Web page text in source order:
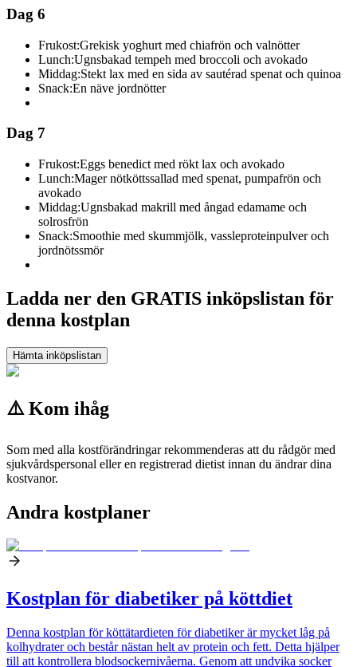
Dag 6
Frukost:Grekisk yoghurt med chiafrön och valnötter
Lunch:Ugnsbakad tempeh med broccoli och avokado
Middag:Stekt lax med en sida av sautérad spenat och quinoa
Snack:En näve jordnötter
Dag 7
Frukost:Eggs benedict med rökt lax och avokado
Lunch:Mager nötköttssallad med spenat, pumpafrön och
avokado
Middag:Ugnsbakad makrill med ångad edamame och
solrosfrön
Snack:Smoothie med skummjölk, vassleproteinpulver och
jordnötssmör
Ladda ner den GRATIS inköpslistan för
denna kostplan
Hämta inköpslistan
⚠️ Kom ihåg
Som med alla kostförändringar rekommenderas att du rådgör med
sjukvårdspersonal eller en registrerad dietist innan du ändrar dina
kostvanor.
Andra kostplaner
Kostplan för diabetiker på köttdiet
Denna kostplan för köttätardieten för diabetiker är mycket låg på
kolhydrater och består nästan helt av protein och fett. Detta hjälper
till att kontrollera blodsockernivåerna. Genom att undvika socker